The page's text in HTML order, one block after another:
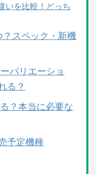
いを比較！どっち
スペック・新機
バリエーショ
る？
？本当に必要な
予定機種